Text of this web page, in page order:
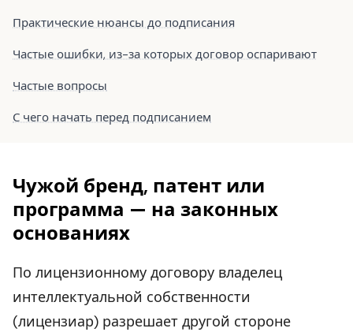
Практические нюансы до подписания
Частые ошибки, из-за которых договор оспаривают
Частые вопросы
С чего начать перед подписанием
Чужой бренд, патент или
программа — на законных
основаниях
По лицензионному договору владелец
интеллектуальной собственности
(лицензиар) разрешает другой стороне